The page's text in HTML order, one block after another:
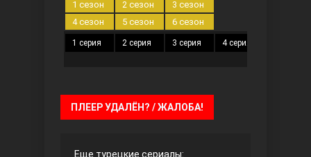
1 сезон 2 сезон
3 сезон
4 сезон
5 сезон 6 сезон
1 серия 2 серия 3 серия 4 серия
ПЛЕЕР УДАЛЁН? / ЖАЛОБА!
Еще турецкие сериалы: